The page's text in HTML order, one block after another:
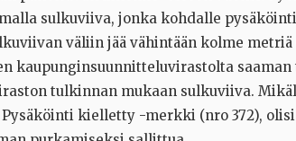
sulkuviiva, jonka kohdalle
väliin jää vähintään kolme metriä
kaupunginsuunnitteluvirastolta saaman
tulkinnan mukaan sulkuviiva.
kielletty -merkki (nro 372), olisi